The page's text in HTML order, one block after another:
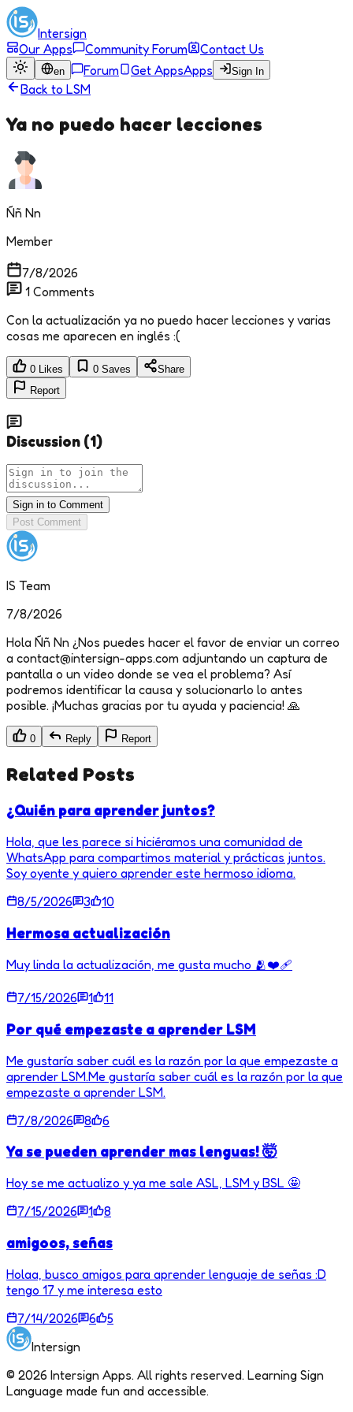
Intersign
Our Apps
Community Forum Contact Us
en Forum Get AppsApps Sign In
Back to LSM
Ya no puedo hacer lecciones
Ññ Nn
Member
7/8/2026
1 Comments
Con la actualización ya no puedo hacer lecciones y varias
cosas me aparecen en inglés :(
0 Likes 0 Saves
Share
Report
Discussion (1)
Sign in to Comment
Post Comment
IS Team
7/8/2026
Hola Ññ Nn ¿Nos puedes hacer el favor de enviar un correo
a contact@intersign-apps.com adjuntando un captura de
pantalla o un video donde se vea el problema? Así
podremos identificar la causa y solucionarlo lo antes
posible. ¡Muchas gracias por tu ayuda y paciencia! 🙏
0 Reply Report
Related Posts
¿Quién para aprender juntos?
Hola, que les parece si hiciéramos una comunidad de
WhatsApp para compartimos material y prácticas juntos.
Soy oyente y quiero aprender este hermoso idioma.
8/5/2026
3 10
Hermosa actualización
Muy linda la actualización, me gusta mucho 🫂❤️‍🩹
7/15/2026 1 11
Por qué empezaste a aprender LSM
Me gustaría saber cuál es la razón por la que empezaste a
aprender LSM.Me gustaría saber cuál es la razón por la que
empezaste a aprender LSM.
7/8/2026
8 6
Ya se pueden aprender mas lenguas! 🤯
Hoy se me actualizo y ya me sale ASL, LSM y BSL 🤩
7/15/2026
1 8
amigoos, señas
Holaa, busco amigos para aprender lenguaje de señas :D
tengo 17 y me interesa esto
7/14/2026
6
5
Intersign
© 2026 Intersign Apps. All rights reserved. Learning Sign
Language made fun and accessible.